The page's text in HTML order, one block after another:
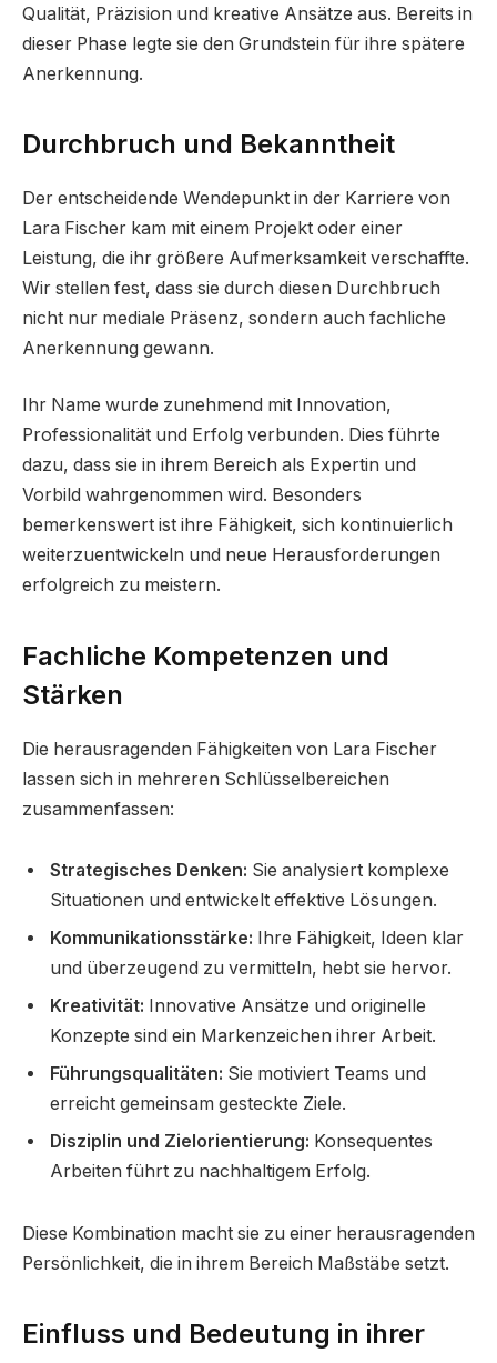
Qualität, Präzision und kreative Ansätze aus. Bereits in
dieser Phase legte sie den Grundstein für ihre spätere
Anerkennung.
Durchbruch und Bekanntheit
Der entscheidende Wendepunkt in der Karriere von
Lara Fischer kam mit einem Projekt oder einer
Leistung, die ihr größere Aufmerksamkeit verschaffte.
Wir stellen fest, dass sie durch diesen Durchbruch
nicht nur mediale Präsenz, sondern auch fachliche
Anerkennung gewann.
Ihr Name wurde zunehmend mit Innovation,
Professionalität und Erfolg verbunden. Dies führte
dazu, dass sie in ihrem Bereich als Expertin und
Vorbild wahrgenommen wird. Besonders
bemerkenswert ist ihre Fähigkeit, sich kontinuierlich
weiterzuentwickeln und neue Herausforderungen
erfolgreich zu meistern.
Fachliche Kompetenzen und
Stärken
Die herausragenden Fähigkeiten von Lara Fischer
lassen sich in mehreren Schlüsselbereichen
zusammenfassen:
Strategisches Denken: Sie analysiert komplexe
Situationen und entwickelt effektive Lösungen.
Kommunikationsstärke: Ihre Fähigkeit, Ideen klar
und überzeugend zu vermitteln, hebt sie hervor.
Kreativität: Innovative Ansätze und originelle
Konzepte sind ein Markenzeichen ihrer Arbeit.
Führungsqualitäten: Sie motiviert Teams und
erreicht gemeinsam gesteckte Ziele.
Disziplin und Zielorientierung: Konsequentes
Arbeiten führt zu nachhaltigem Erfolg.
Diese Kombination macht sie zu einer herausragenden
Persönlichkeit, die in ihrem Bereich Maßstäbe setzt.
Einfluss und Bedeutung in ihrer